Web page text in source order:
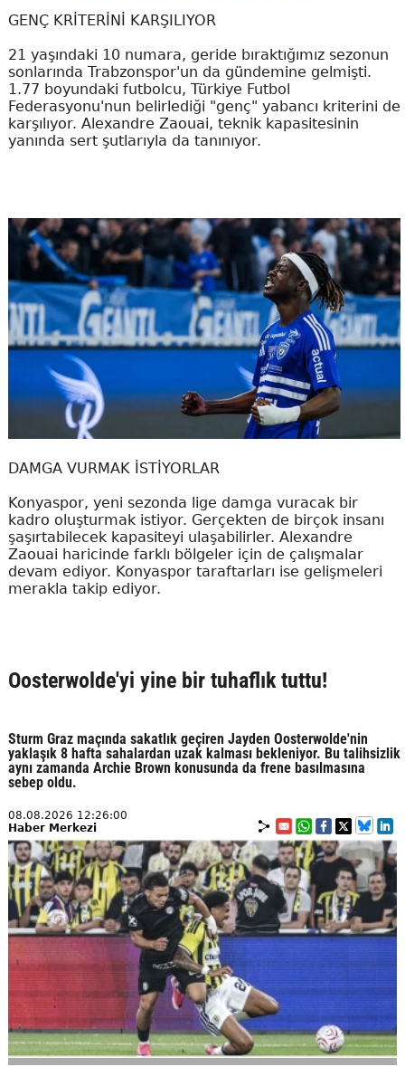
GENÇ KRİTERİNİ KARŞILIYOR
21 yaşındaki 10 numara, geride bıraktığımız sezonun
sonlarında Trabzonspor'un da gündemine gelmişti.
1.77 boyundaki futbolcu, Türkiye Futbol
Federasyonu'nun belirlediği "genç" yabancı kriterini de
karşılıyor. Alexandre Zaouai, teknik kapasitesinin
yanında sert şutlarıyla da tanınıyor.
DAMGA VURMAK İSTİYORLAR
Konyaspor, yeni sezonda lige damga vuracak bir
kadro oluşturmak istiyor. Gerçekten de birçok insanı
şaşırtabilecek kapasiteyi ulaşabilirler. Alexandre
Zaouai haricinde farklı bölgeler için de çalışmalar
devam ediyor. Konyaspor taraftarları ise gelişmeleri
merakla takip ediyor.
Oosterwolde'yi yine bir tuhaflık tuttu!
Sturm Graz maçında sakatlık geçiren Jayden Oosterwolde'nin
yaklaşık 8 hafta sahalardan uzak kalması bekleniyor. Bu talihsizlik
aynı zamanda Archie Brown konusunda da frene basılmasına
sebep oldu.
08.08.2026 12:26:00
Haber Merkezi